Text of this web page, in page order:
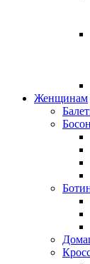
Женщинам